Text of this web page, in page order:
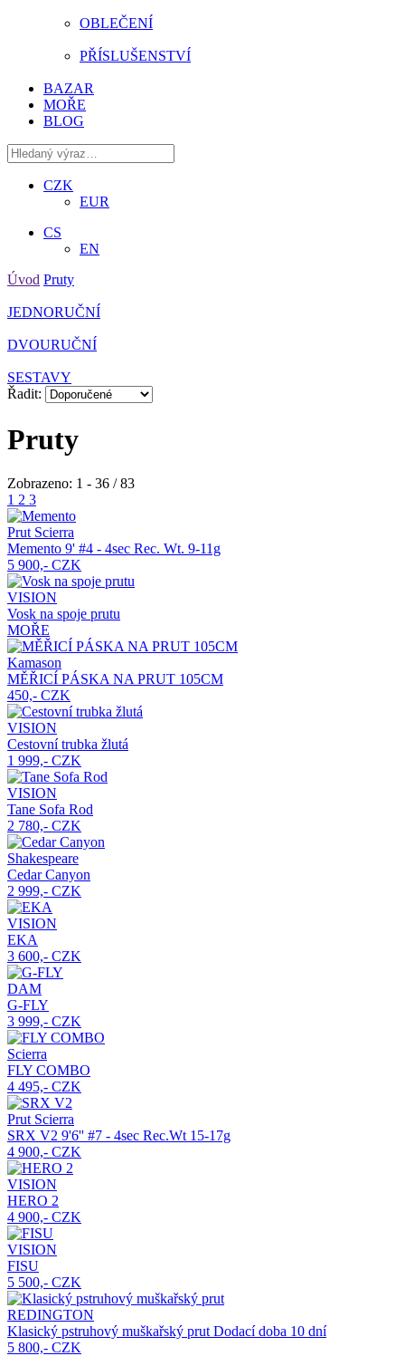
OBLEČENÍ
PŘÍSLUŠENSTVÍ
BAZAR
MOŘE
BLOG
CZK
EUR
CS
EN
Úvod Pruty
JEDNORUČNÍ
DVOURUČNÍ
SESTAVY
Řadit:
Pruty
Zobrazeno: 1 - 36 / 83
1 2 3
Prut Scierra
Memento 9' #4 - 4sec Rec. Wt. 9-11g
5 900,- CZK
VISION
Vosk na spoje prutu
MOŘE
Kamason
MĚŘICÍ PÁSKA NA PRUT 105CM
450,- CZK
VISION
Cestovní trubka žlutá
1 999,- CZK
VISION
Tane Sofa Rod
2 780,- CZK
Shakespeare
Cedar Canyon
2 999,- CZK
VISION
EKA
3 600,- CZK
DAM
G-FLY
3 999,- CZK
Scierra
FLY COMBO
4 495,- CZK
Prut Scierra
SRX V2 9'6'' #7 - 4sec Rec.Wt 15-17g
4 900,- CZK
VISION
HERO 2
4 900,- CZK
VISION
FISU
5 500,- CZK
REDINGTON
Klasický pstruhový muškařský prut Dodací doba 10 dní
5 800,- CZK